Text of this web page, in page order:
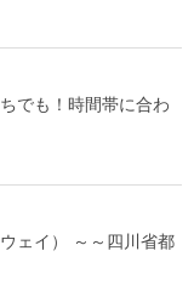
でも！時間帯に合わ
ェイ） ～～四川省都